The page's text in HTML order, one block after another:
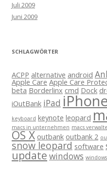
Juli 2009
Juni 2009
SCHLAGWÖRTER
ACPP alternative android
Apple Care Apple Care
beta Borderlinx cmd Dock
iOutBank iPad
keyboard keynote leopard
macs in unternehmen macs
OS X outbank outbank 2
snow leopard software
update windows